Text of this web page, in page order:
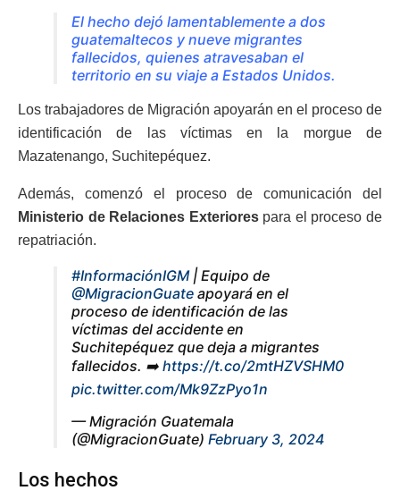
El hecho dejó lamentablemente a dos
guatemaltecos y nueve migrantes
fallecidos, quienes atravesaban el
territorio en su viaje a Estados Unidos.
Los trabajadores de Migración apoyarán en el proceso de
identificación de las víctimas en la morgue de
Mazatenango, Suchitepéquez.
Además, comenzó el proceso de comunicación del
Ministerio de Relaciones Exteriorespara el proceso de
repatriación.
#InformaciónIGM| Equipo de
@MigracionGuate apoyará en el
proceso de identificación de las
víctimas del accidente en
Suchitepéquez que deja a migrantes
fallecidos. ➡️ https://t.co/2mtHZVSHM0
pic.twitter.com/Mk9ZzPyo1n
— Migración Guatemala
(@MigracionGuate) February 3, 2024
Los hechos